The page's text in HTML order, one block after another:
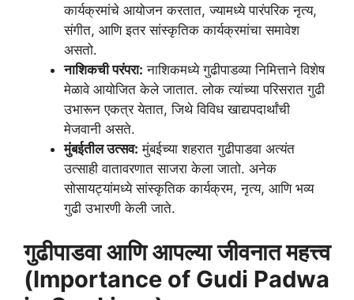
कार्यक्रमांचे आयोजन करतात, ज्यामध्ये पारंपरिक नृत्य,
संगीत, आणि इतर सांस्कृतिक कार्यक्रमांचा समावेश
असतो.
नाशिकची परंपरा: नाशिकमध्ये गुढीपाडव्या निमित्ताने विशेष
मेळावे आयोजित केले जातात. लोक त्यांच्या परिसरात गुढी
उभारून एकत्र येतात, जिथे विविध खाद्यपदार्थांची
मेजवानी असते.
मुंबईतील उत्सव: मुंबईच्या शहरात गुढीपाडवा अत्यंत
उत्साही वातावरणात साजरा केला जातो. अनेक
सोसायट्यांमध्ये सांस्कृतिक कार्यक्रम, नृत्य, आणि भव्य
गुढी उभारणी केली जाते.
गुढीपाडवा आणि आपल्या जीवनात महत्त्व
(Importance of Gudi Padwa